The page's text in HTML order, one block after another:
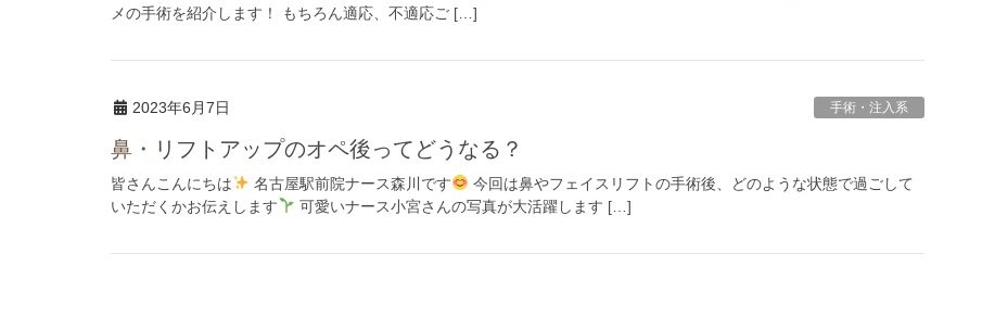
メの手術を紹介します！ もちろん適応、不適応ご […]
2023年6月7日 手術・注入系
鼻・リフトアップのオペ後ってどうなる？
皆さんこんにちは 名古屋駅前院ナース森川です
今回は鼻やフェイスリフトの手術後、どのような状態で過ごして
いただくかお伝えします
可愛いナース小宮さんの写真が大活躍します […]